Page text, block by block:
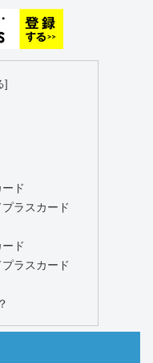
ド
ラスカード
ド
ラスカード